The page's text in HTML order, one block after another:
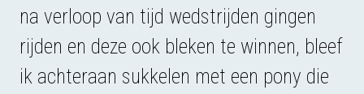
na verloop van tijd wedstrijden gingen
rijden en deze ook bleken te winnen, bleef
ik achteraan sukkelen met een pony die